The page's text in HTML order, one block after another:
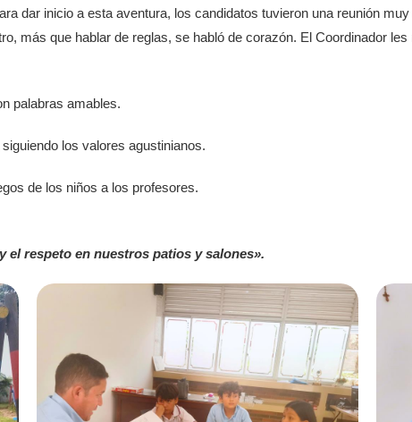
dar inicio a esta aventura, los candidatos tuvieron una reunión
más que hablar de reglas, se habló de corazón. El Coordinador
palabras amables.
los valores agustinianos.
de los niños a los profesores.
el respeto en nuestros patios y salones».